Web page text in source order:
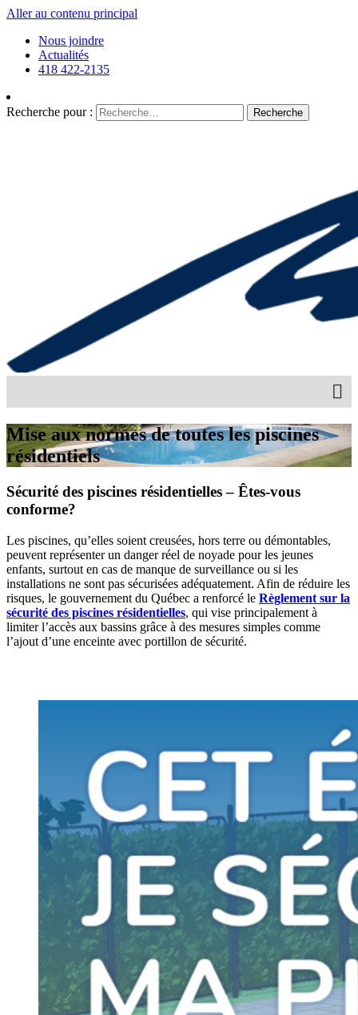
Aller au contenu principal
Nous joindre
Actualités
418 422-2135
Recherche pour : Recherche
Mise aux normes de toutes les piscines
résidentiels
Sécurité des piscines résidentielles – Êtes-vous
conforme?
Les piscines, qu’elles soient creusées, hors terre ou démontables,
peuvent représenter un danger réel de noyade pour les jeunes
enfants, surtout en cas de manque de surveillance ou si les
installations ne sont pas sécurisées adéquatement. Afin de réduire les
risques, le gouvernement du Québec a renforcé le Règlement sur la
sécurité des piscines résidentielles, qui vise principalement à
limiter l’accès aux bassins grâce à des mesures simples comme
l’ajout d’une enceinte avec portillon de sécurité.